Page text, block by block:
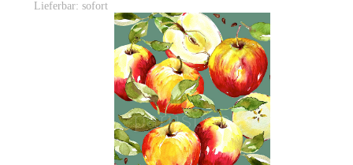
Lieferbar: sofort